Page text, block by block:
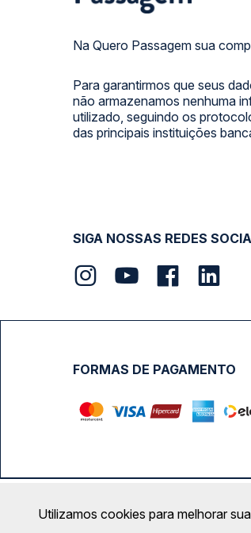
Na Quero Passagem sua
Para garantirmos que seus
não armazenamos nenhuma
utilizado, seguindo os
das principais instituições
SIGA NOSSAS REDES
FORMAS DE PAGAMENTO
Calçada das Margaridas, 163 - Sala
Utilizamos cookies para melhorar